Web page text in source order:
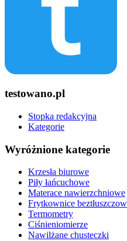
testowano.pl
Stopka redakcyjna
Kategorie
Wyróżnione kategorie
Krzesła biurowe
Piły łańcuchowe
Materace nawierzchniowe
Frytkownice
Termometry
Ciśnieniomierze
Nawilżane chusteczki